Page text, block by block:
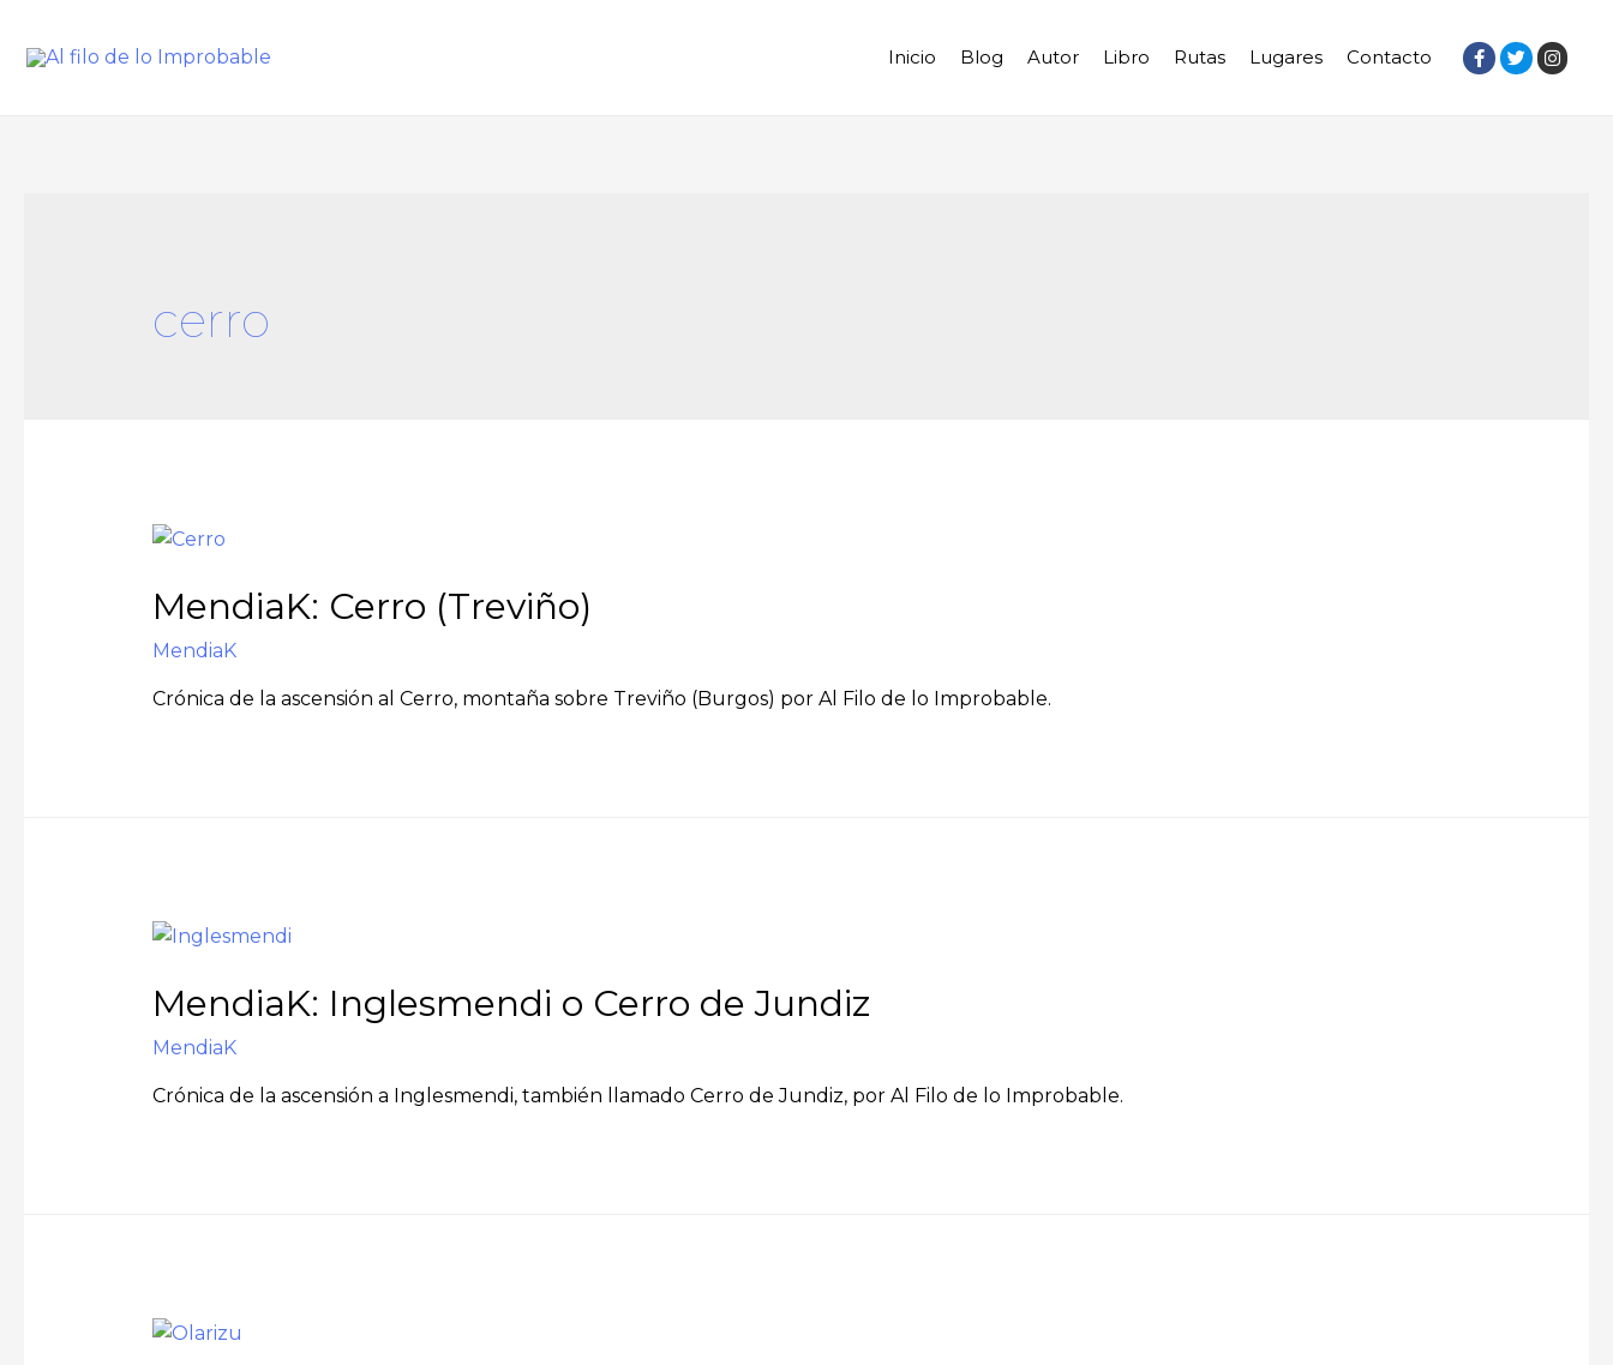
Inicio Blog Autor Libro Rutas Lugares Contacto
cerro
MendiaK: Cerro (Treviño)
MendiaK
Crónica de la ascensión al Cerro, montaña sobre Treviño (Burgos) por Al Filo de lo Improbable.
MendiaK: Inglesmendi o Cerro de Jundiz
MendiaK
Crónica de la ascensión a Inglesmendi, también llamado Cerro de Jundiz, por Al Filo de lo Improbable.